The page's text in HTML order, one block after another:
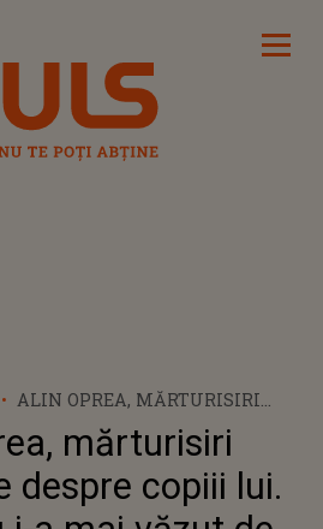
ALIN OPREA, MĂRTURISIRI
SFÂȘIETOARE DESPRE COPIII
LUI. ARTISTUL NU I-A MAI
VĂZUT DE PATRU ANI: „SUNT AI
MEI ȘI ÎI IUBESC LA FEL DE
mărturisiri
despre copiii lui.